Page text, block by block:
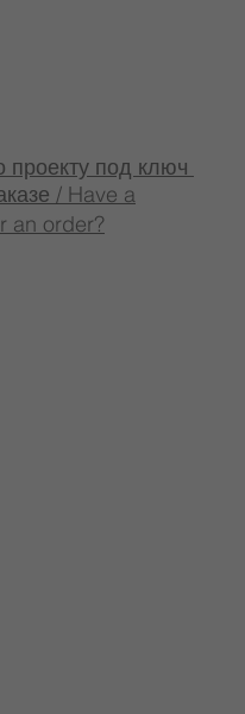
/ Have a
an order?
проекту под ключ